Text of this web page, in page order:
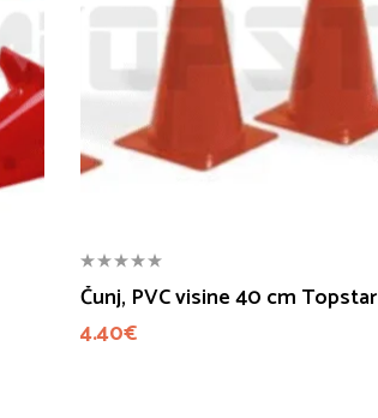
Čunj, PVC visine 40 cm Topstar
4.40€